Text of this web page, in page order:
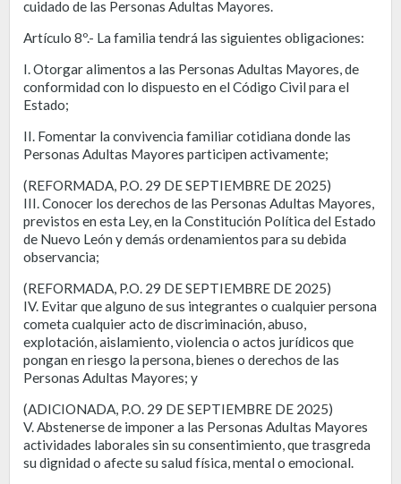
cuidado de las Personas Adultas Mayores.
Artículo 8º.- La familia tendrá las siguientes obligaciones:
I. Otorgar alimentos a las Personas Adultas Mayores, de
conformidad con lo dispuesto en el Código Civil para el
Estado;
II. Fomentar la convivencia familiar cotidiana donde las
Personas Adultas Mayores participen activamente;
(REFORMADA, P.O. 29 DE SEPTIEMBRE DE 2025)
III. Conocer los derechos de las Personas Adultas Mayores,
previstos en esta Ley, en la Constitución Política del Estado
de Nuevo León y demás ordenamientos para su debida
observancia;
(REFORMADA, P.O. 29 DE SEPTIEMBRE DE 2025)
IV. Evitar que alguno de sus integrantes o cualquier persona
cometa cualquier acto de discriminación, abuso,
explotación, aislamiento, violencia o actos jurídicos que
pongan en riesgo la persona, bienes o derechos de las
Personas Adultas Mayores; y
(ADICIONADA, P.O. 29 DE SEPTIEMBRE DE 2025)
V. Abstenerse de imponer a las Personas Adultas Mayores
actividades laborales sin su consentimiento, que trasgreda
su dignidad o afecte su salud física, mental o emocional.